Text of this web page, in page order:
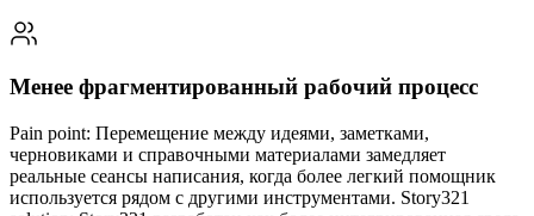
Менее фрагментированный рабочий процесс
Pain point: Перемещение между идеями, заметками,
черновиками и справочными материалами замедляет
реальные сеансы написания, когда более легкий помощник
используется рядом с другими инструментами. Story321